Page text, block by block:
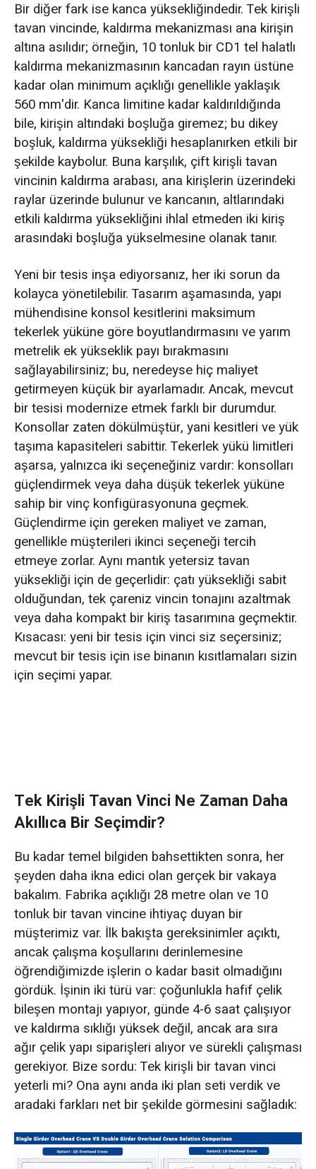
Bir diğer fark ise kanca yüksekliğindedir. Tek kirişli
tavan vincinde, kaldırma mekanizması ana kirişin
altına asılıdır; örneğin, 10 tonluk bir CD1 tel halatlı
kaldırma mekanizmasının kancadan rayın üstüne
kadar olan minimum açıklığı genellikle yaklaşık
560 mm'dir. Kanca limitine kadar kaldırıldığında
bile, kirişin altındaki boşluğa giremez; bu dikey
boşluk, kaldırma yüksekliği hesaplanırken etkili bir
şekilde kaybolur. Buna karşılık, çift kirişli tavan
vincinin kaldırma arabası, ana kirişlerin üzerindeki
raylar üzerinde bulunur ve kancanın, altlarındaki
etkili kaldırma yüksekliğini ihlal etmeden iki kiriş
arasındaki boşluğa yükselmesine olanak tanır.
Yeni bir tesis inşa ediyorsanız, her iki sorun da
kolayca yönetilebilir. Tasarım aşamasında, yapı
mühendisine konsol kesitlerini maksimum
tekerlek yüküne göre boyutlandırmasını ve yarım
metrelik ek yükseklik payı bırakmasını
sağlayabilirsiniz; bu, neredeyse hiç maliyet
getirmeyen küçük bir ayarlamadır. Ancak, mevcut
bir tesisi modernize etmek farklı bir durumdur.
Konsollar zaten dökülmüştür, yani kesitleri ve yük
taşıma kapasiteleri sabittir. Tekerlek yükü limitleri
aşarsa, yalnızca iki seçeneğiniz vardır: konsolları
güçlendirmek veya daha düşük tekerlek yüküne
sahip bir vinç konfigürasyonuna geçmek.
Güçlendirme için gereken maliyet ve zaman,
genellikle müşterileri ikinci seçeneği tercih
etmeye zorlar. Aynı mantık yetersiz tavan
yüksekliği için de geçerlidir: çatı yüksekliği sabit
olduğundan, tek çareniz vincin tonajını azaltmak
veya daha kompakt bir kiriş tasarımına geçmektir.
Kısacası: yeni bir tesis için vinci siz seçersiniz;
mevcut bir tesis için ise binanın kısıtlamaları sizin
için seçimi yapar.
Tek Kirişli Tavan Vinci Ne Zaman Daha
Akıllıca Bir Seçimdir?
Bu kadar temel bilgiden bahsettikten sonra, her
şeyden daha ikna edici olan gerçek bir vakaya
bakalım. Fabrika açıklığı 28 metre olan ve 10
tonluk bir tavan vincine ihtiyaç duyan bir
müşterimiz var. İlk bakışta gereksinimler açıktı,
ancak çalışma koşullarını derinlemesine
öğrendiğimizde işlerin o kadar basit olmadığını
gördük. İşinin iki türü var: çoğunlukla hafif çelik
bileşen montajı yapıyor, günde 4-6 saat çalışıyor
ve kaldırma sıklığı yüksek değil, ancak ara sıra
ağır çelik yapı siparişleri alıyor ve sürekli çalışması
gerekiyor. Bize sordu: Tek kirişli bir tavan vinci
yeterli mi? Ona aynı anda iki plan seti verdik ve
aradaki farkları net bir şekilde görmesini sağladık: